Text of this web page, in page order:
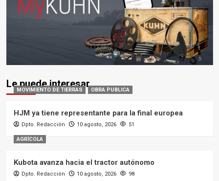
Le puede interesar
MOVIMIENTO DE TIERRAS OBRA PUBLICA
HJM ya tiene representante para la final europea
Dpto. Redacción 10 agosto, 2026 51
AGRÍCOLA
Kubota avanza hacia el tractor autónomo
Dpto. Redacción 10 agosto, 2026 98